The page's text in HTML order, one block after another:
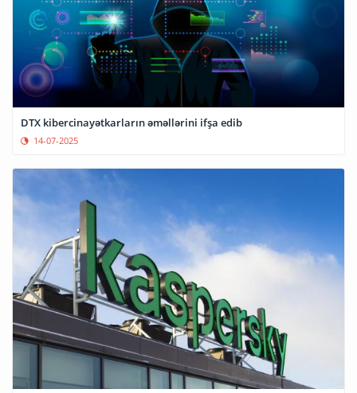
DTX kibercinayətkarların əməllərini ifşa edib
14-07-2025